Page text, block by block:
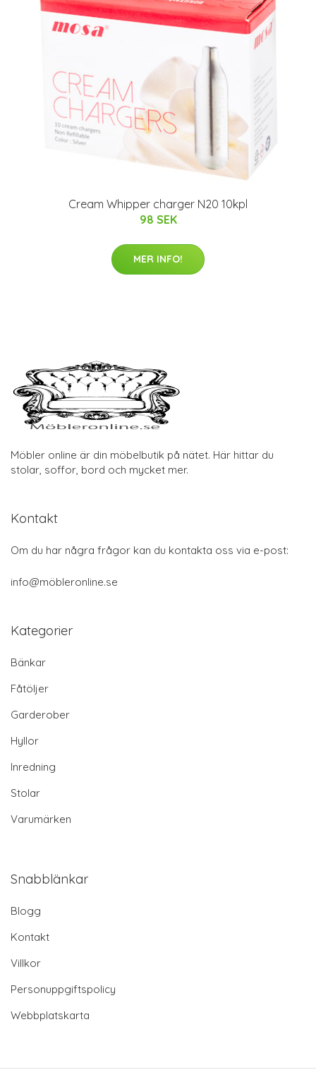
Cream Whipper charger N20 10kpl
98 SEK
MER INFO!
Möbler online är din möbelbutik på nätet. Här hittar du
stolar, soffor, bord och mycket mer.
Kontakt
Om du har några frågor kan du kontakta oss via e-post:
info@möbleronline.se
Kategorier
Bänkar
Fåtöljer
Garderober
Hyllor
Inredning
Stolar
Varumärken
Snabblänkar
Blogg
Kontakt
Villkor
Personuppgiftspolicy
Webbplatskarta